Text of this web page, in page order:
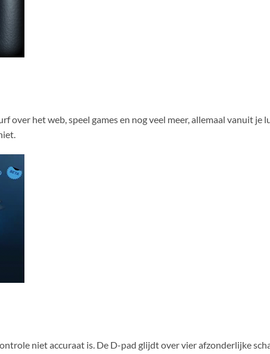
over het web, speel games en nog veel meer, allemaal vanuit je
niet accuraat is. De D-pad glijdt over vier afzonderlijke